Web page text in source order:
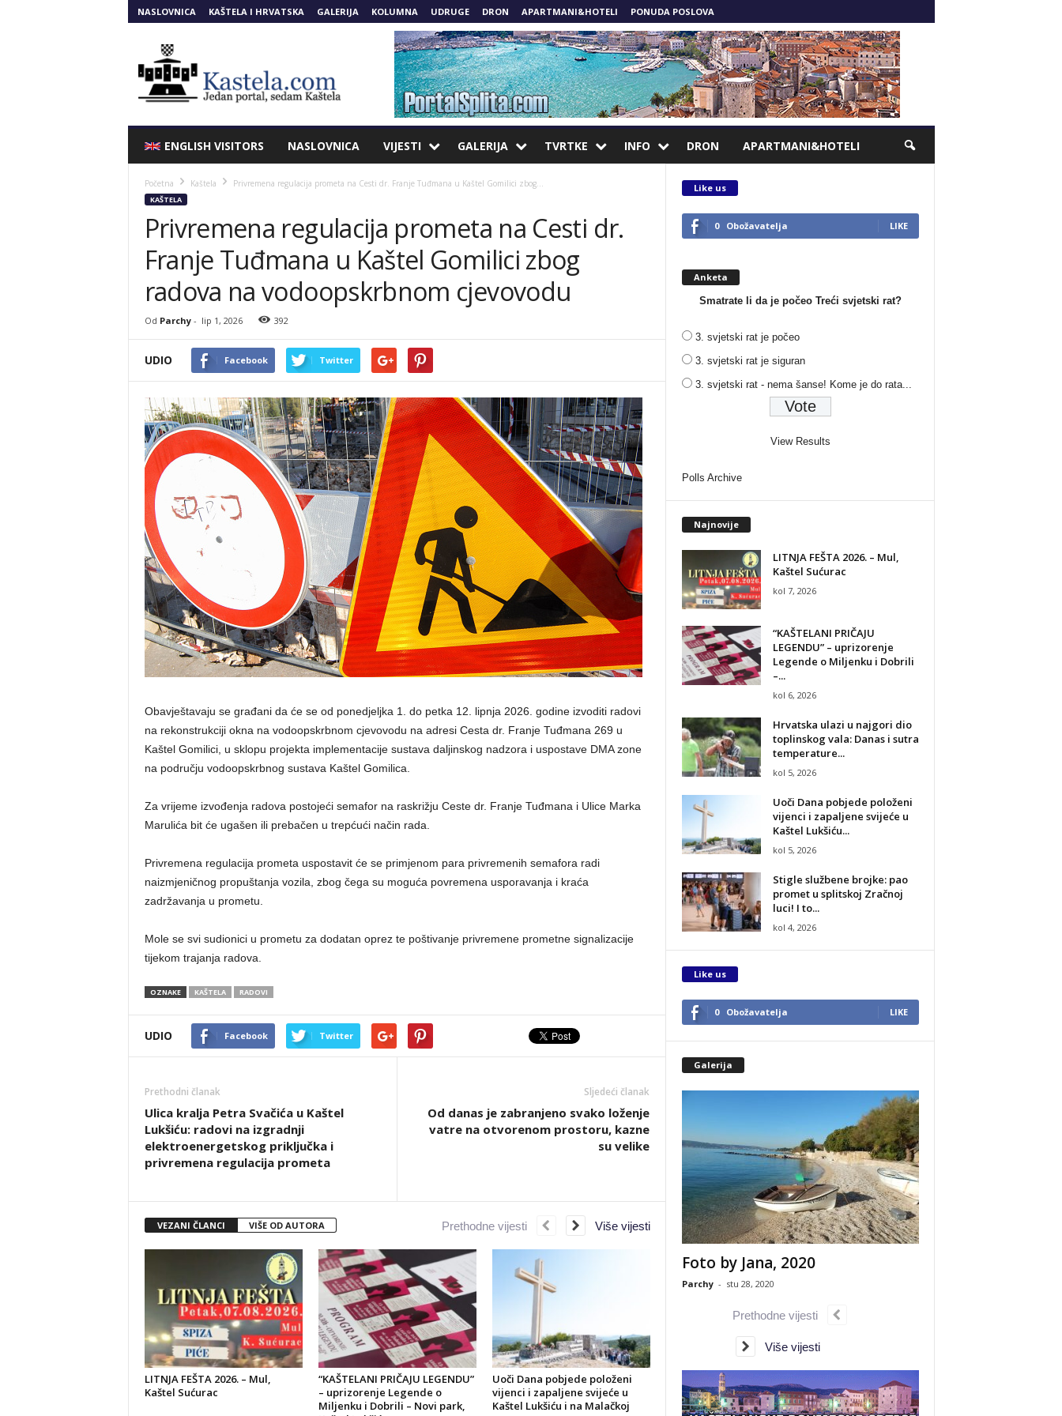
NASLOVNICA KAŠTELA I HRVATSKA GALERIJA KOLUMNA UDRUGE DRON APARTMANI&HOTELI PONUDA POSLOVA
ENGLISH VISITORS NASLOVNICA VIJESTI GALERIJA TVRTKE INFO DRON APARTMANI&HOTELI
Početna Kaštela Privremena regulacija prometa na Cesti dr. Franje Tuđmana u Kaštel Gomilici zbog...
KAŠTELA
Privremena regulacija prometa na Cesti dr.
Franje Tuđmana u Kaštel Gomilici zbog
radova na vodoopskrbnom cjevovodu
Od Parchy- lip 1, 2026 392
UDIO Facebook Twitter
Obavještavaju se građani da će se od ponedjeljka 1. do petka 12. lipnja 2026. godine izvoditi radovi
na rekonstrukciji okna na vodoopskrbnom cjevovodu na adresi Cesta dr. Franje Tuđmana 269 u
Kaštel Gomilici, u sklopu projekta implementacije sustava daljinskog nadzora i uspostave DMA zone
na području vodoopskrbnog sustava Kaštel Gomilica.
Za vrijeme izvođenja radova postojeći semafor na raskrižju Ceste dr. Franje Tuđmana i Ulice Marka
Marulića bit će ugašen ili prebačen u trepćući način rada.
Privremena regulacija prometa uspostavit će se primjenom para privremenih semafora radi
naizmjeničnog propuštanja vozila, zbog čega su moguća povremena usporavanja i kraća
zadržavanja u prometu.
Mole se svi sudionici u prometu za dodatan oprez te poštivanje privremene prometne signalizacije
tijekom trajanja radova.
OZNAKE KAŠTELA RADOVI
UDIO Facebook Twitter
Prethodni članak
Ulica kralja Petra Svačića u Kaštel
Lukšiću: radovi na izgradnji
elektroenergetskog priključka i
privremena regulacija prometa
Sljedeći članak
Od danas je zabranjeno svako loženje
vatre na otvorenom prostoru, kazne
su velike
VEZANI ČLANCI VIŠE OD AUTORA
LITNJA FEŠTA 2026. – Mul,
Kaštel Sućurac
“KAŠTELANI PRIČAJU LEGENDU”
– uprizorenje Legende o
Miljenku i Dobrili – Novi park,
Uoči Dana pobjede položeni
vijenci i zapaljene svijeće u
Kaštel Lukšiću i na Malačkoj
Prethodne vijesti Više vijesti
Like us
0 Obožavatelja LIKE
Anketa
Smatrate li da je počeo Treći svjetski rat?
3. svjetski rat je počeo
3. svjetski rat je siguran
3. svjetski rat - nema šanse! Kome je do rata...
View Results
Polls Archive
Najnovije
LITNJA FEŠTA 2026. – Mul,
Kaštel Sućurac
kol 7, 2026
“KAŠTELANI PRIČAJU
LEGENDU” – uprizorenje
Legende o Miljenku i Dobrili
–...
kol 6, 2026
Hrvatska ulazi u najgori dio
toplinskog vala: Danas i sutra
temperature...
kol 5, 2026
Uoči Dana pobjede položeni
vijenci i zapaljene svijeće u
Kaštel Lukšiću...
kol 5, 2026
Stigle službene brojke: pao
promet u splitskoj Zračnoj
luci! I to...
kol 4, 2026
Like us
0 Obožavatelja LIKE
Galerija
Foto by Jana, 2020
Parchy - stu 28, 2020
Prethodne vijesti
Više vijesti